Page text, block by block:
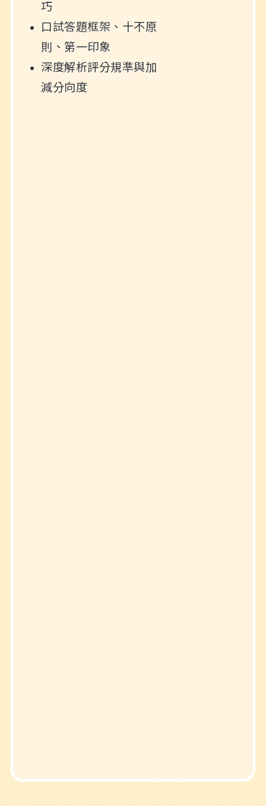
巧
口試答題框架、十不原
則、第一印象
深度解析評分規準與加
減分向度